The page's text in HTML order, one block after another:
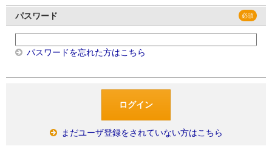
パスワード
パスワードを忘れた方はこちら
まだユーザ登録をされていない方はこちら